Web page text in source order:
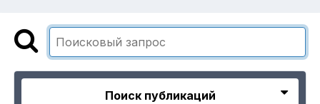
Поиск публикаций